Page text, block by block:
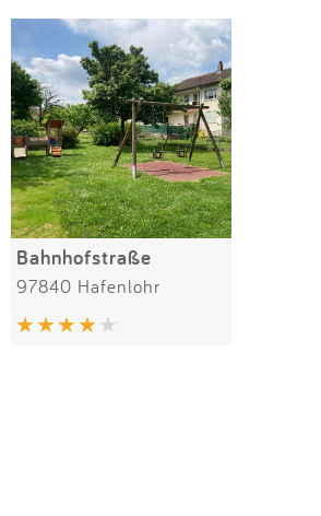
Anmelden
SPIELGERÄTE
Bahnhofstraße
97840 Hafenlohr